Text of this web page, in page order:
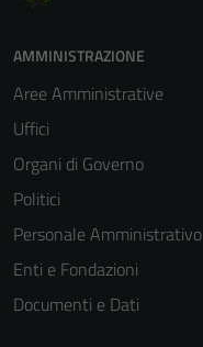
AMMINISTRAZIONE
Aree Amministrative
Uffici
Organi di Governo
Politici
Personale Amministrativo
Enti e Fondazioni
Documenti e Dati